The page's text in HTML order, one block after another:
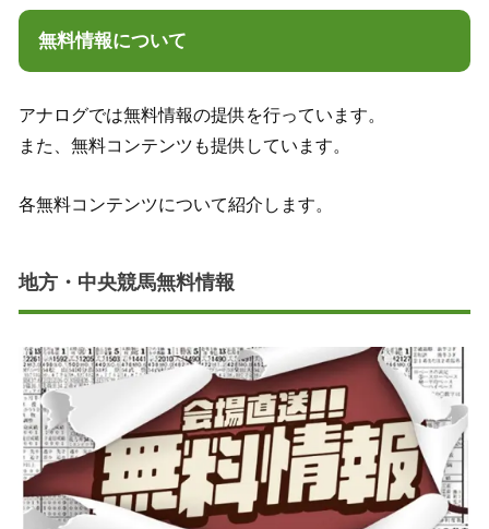
無料情報について
アナログでは無料情報の提供を行っています。
また、無料コンテンツも提供しています。
各無料コンテンツについて紹介します。
地方・中央競馬無料情報